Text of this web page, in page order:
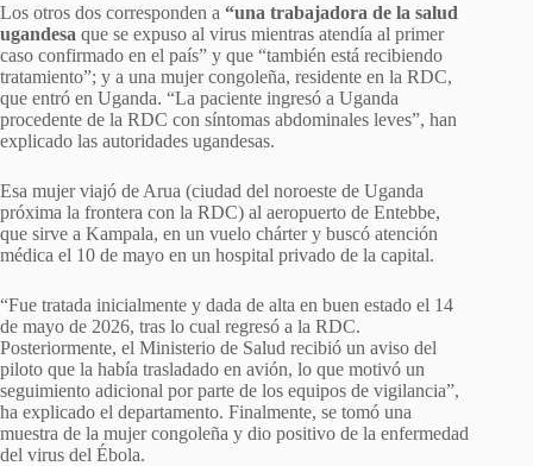
Los otros dos corresponden a “una trabajadora de la salud
ugandesa que se expuso al virus mientras atendía al primer
caso confirmado en el país” y que “también está recibiendo
tratamiento”; y a una mujer congoleña, residente en la RDC,
que entró en Uganda. “La paciente ingresó a Uganda
procedente de la RDC con síntomas abdominales leves”, han
explicado las autoridades ugandesas.
Esa mujer viajó de Arua (ciudad del noroeste de Uganda
próxima la frontera con la RDC) al aeropuerto de Entebbe,
que sirve a Kampala, en un vuelo chárter y buscó atención
médica el 10 de mayo en un hospital privado de la capital.
“Fue tratada inicialmente y dada de alta en buen estado el 14
de mayo de 2026, tras lo cual regresó a la RDC.
Posteriormente, el Ministerio de Salud recibió un aviso del
piloto que la había trasladado en avión, lo que motivó un
seguimiento adicional por parte de los equipos de vigilancia”,
ha explicado el departamento. Finalmente, se tomó una
muestra de la mujer congoleña y dio positivo de la enfermedad
del virus del Ébola.